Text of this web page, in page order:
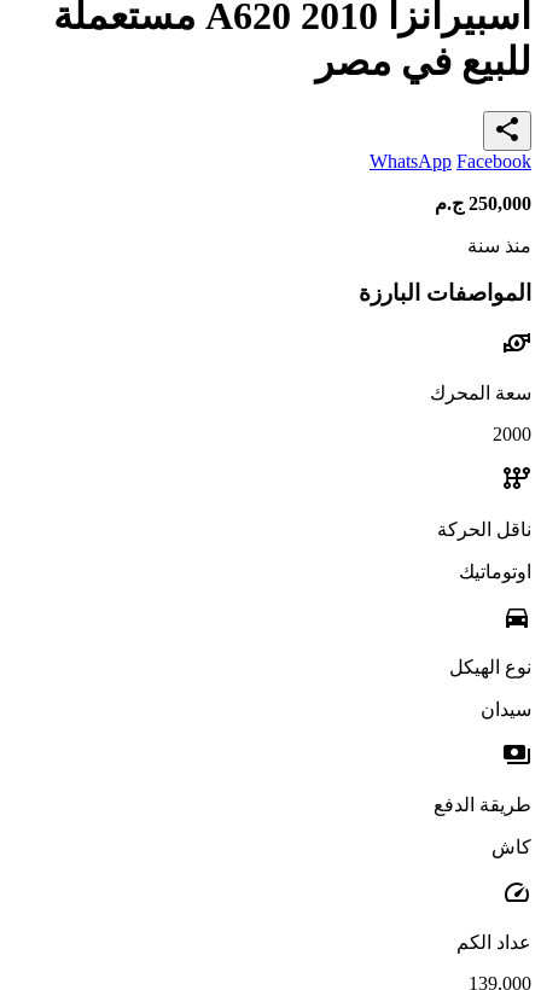
اسبيرانزا A620 2010 مستعملة
للبيع في مصر
share
WhatsApp Facebook
250,000 ج.م
منذ سنة
المواصفات البارزة
water_pump
سعة المحرك
2000
auto_transmission
ناقل الحركة
اوتوماتيك
directions_car
نوع الهيكل
سيدان
payments
طريقة الدفع
كاش
speed
عداد الكم
139,000